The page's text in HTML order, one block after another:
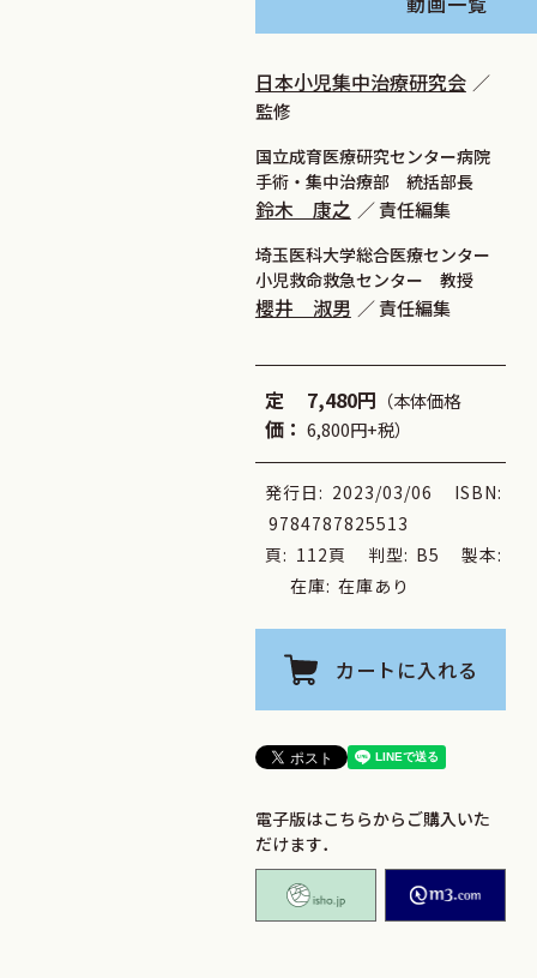
日本小児集中治療研究会
監修
国立成育医療研究センター病院
手術・集中治療部 統括部長
鈴木 康之 責任編集
埼玉医科大学総合医療センター
小児救命救急センター 教授
櫻井 淑男 責任編集
定
価：
7,480円 （本体価格
6,800円+税）
発行日: 2023/03/06
ISBN:
9784787825513
頁: 112頁 判型: B5
製本:
在庫: 在庫あり
カートに入れる
電子版はこちらからご購入いた
だけます．
isho.jp